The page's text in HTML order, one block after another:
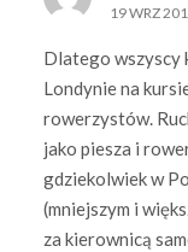
19 WRZ
Dlatego wszyscy
Londynie na
rowerzystów.
jako piesza i
gdziekolwiek w
(mniejszym i
za kierownicą